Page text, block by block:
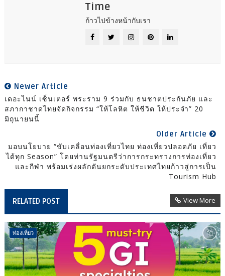
Time
ก้าวไปข้างหน้ากับเรา
Newer Article
เดอะไนน์ เซ็นเตอร์ พระราม 9 ร่วมกับ ธนชาตประกันภัย และ
สภากาชาดไทยจัดกิจกรรม “ให้โลหิต ให้ชีวิต ให้ประจำ” 20
มิถุนายนนี้
Older Article
มอบนโยบาย “ขับเคลื่อนท่องเที่ยวไทย ท่องเที่ยวปลอดภัย เที่ยว
ได้ทุก Season” โดยท่านรัฐมนตรีว่าการกระทรวงการท่องเที่ยว
และกีฬา พร้อมเร่งผลักดันยกระดับประเทศไทยก้าวสู่การเป็น
Tourism Hub
RELATED POST View More
ท่องเที่ยว